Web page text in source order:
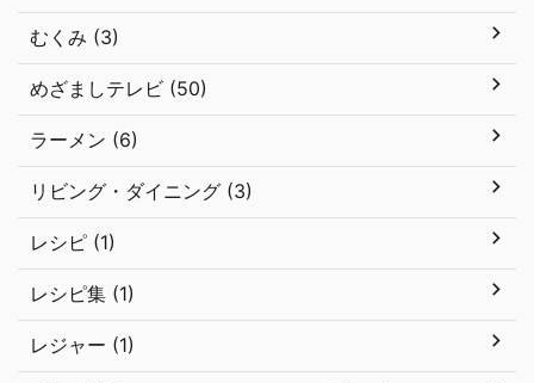
むくみ (3)
めざましテレビ (50)
ラーメン (6)
リビング・ダイニング (3)
レシピ (1)
レシピ集 (1)
レジャー (1)